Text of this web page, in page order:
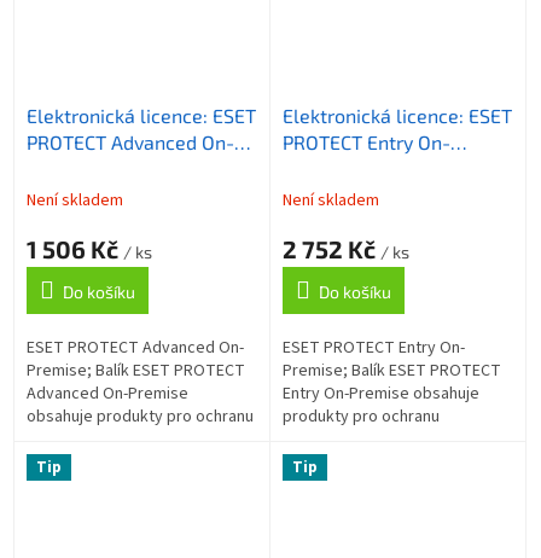
Elektronická licence: ESET
PROTECT Advanced On-
Není skladem
1 506 Kč / ks
Do košíku
ESET PROTECT Advanced On-
Premise; Balík ESET PROTECT
Advanced On-Premise
obsahuje produkty pro ochranu
souborového serveru, šifrování
celého disku a...
Elektronická licence: ESET
PROTECT Entry On-
roky
Není skladem
2 752 Kč / ks
Do košíku
ESET PROTECT Entry On-
Premise; Balík ESET PROTECT
Entry On-Premise obsahuje
produkty pro ochranu
firewall, kontrola webu), které
chrání firemní...
Tip Tip